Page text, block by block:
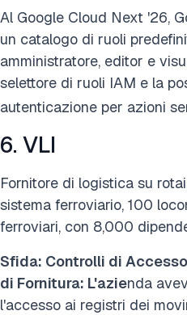
Al Google Cloud Next '26,
un catalogo di ruoli
amministratore, editor e
selettore di ruoli IAM e la
autenticazione per azioni
6. VLI
Fornitore di logistica su
sistema ferroviario, 100
ferroviari, con 8,000
Sfida: Controlli di
di Fornitura: L'azienda
l'accesso ai registri dei